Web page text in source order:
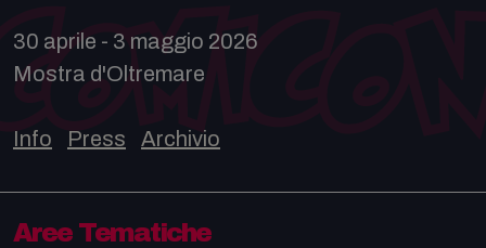
30 aprile - 3 maggio 2026
Mostra d'Oltremare
Info Press Archivio
Aree Tematiche